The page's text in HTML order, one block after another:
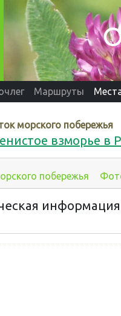
Маршруты
морского побережья
взморье в
побережья
информация